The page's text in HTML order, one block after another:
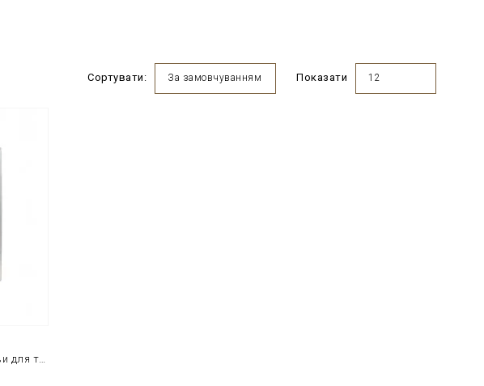
Сортувати: За замовчуванням Показати 12
Тример для стрижки гриви для тварин з вбудованим електричним двигуном від ТМ НКМ